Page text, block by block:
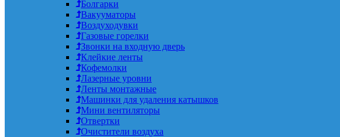
Болгарки
Вакууматоры
Воздуходувки
Газовые горелки
Звонки на входную дверь
Клейкие ленты
Кофемолки
Лазерные уровни
Ленты монтажные
Машинки для удаления катышков
Мини вентиляторы
Отвертки
Очистители воздуха